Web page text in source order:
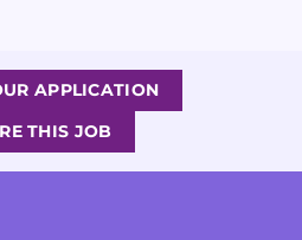
APPLICATION
THIS JOB